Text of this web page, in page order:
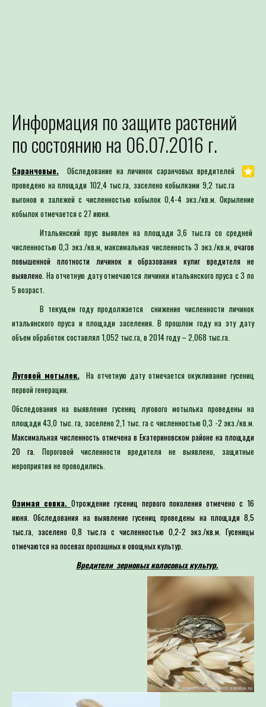
Для определения
Специалист филиала по
выдачей рекомендаций по
Информация по защите растений
по состоянию на 06.07.2016 г.
Саранчовые.
Обследование на личинок саранчовых вредителей
проведено на площади 102,4 тыс.га, заселено кобылками 9,2 тыс.га
выгонов и залежей с численностью кобылок 0,4-4 экз./кв.м. Окрыление
кобылок отмечается с 27 июня.
Итальянский прус выявлен на площади 3,6 тыс.га со средней
численностью 0,3 экз./кв.м, максимальная численность 3 экз./кв.м, очагов
повышенной плотности личинок и образования кулиг вредителя не
выявлено На отчетную дату отмечаются личинки итальянского пруса с 3 по
5 возраст.
В текущем году продолжается снижение численности личинок
итальянского пруса и площади заселения. В прошлом году на эту дату
объем обработок составлял 1,052 тыс.га, в 2014 году – 2,068 тыс.га.
Луговой мотылек.На отчетную дату отмечается окукливание гусениц
первой генерации.
Обследования на выявление гусениц лугового мотылька проведены на
площади 43,0 тыс. га, заселено 2,1 тыс. га с численностью 0,3 -2 экз./кв.м.
Максимальная численность отмечена в Екатериновском районе на площади
20 га. Пороговой численности вредителя не выявлено, защитные
мероприятия не проводились.
Озимая совка. Отрождение гусениц первого поколения отмечено с 16
июня. Обследования на выявление гусениц проведены на площади 8,5
тыс.га, заселено 0,8 тыс.га с численностью 0,2-2 экз./кв.м. Гусеницы
отмечаются на посевах пропашных и овощных культур.
Вредители зерновых колосовых культур.